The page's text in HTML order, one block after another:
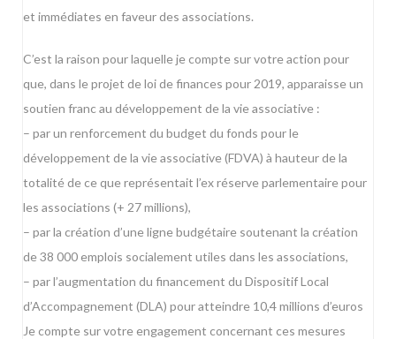
et immédiates en faveur des associations.
C’est la raison pour laquelle je compte sur votre action pour
que, dans le projet de loi de finances pour 2019, apparaisse un
soutien franc au développement de la vie associative :
– par un renforcement du budget du fonds pour le
développement de la vie associative (FDVA) à hauteur de la
totalité de ce que représentait l’ex réserve parlementaire pour
les associations (+ 27 millions),
– par la création d’une ligne budgétaire soutenant la création
de 38 000 emplois socialement utiles dans les associations,
– par l’augmentation du financement du Dispositif Local
d’Accompagnement (DLA) pour atteindre 10,4 millions d’euros
Je compte sur votre engagement concernant ces mesures